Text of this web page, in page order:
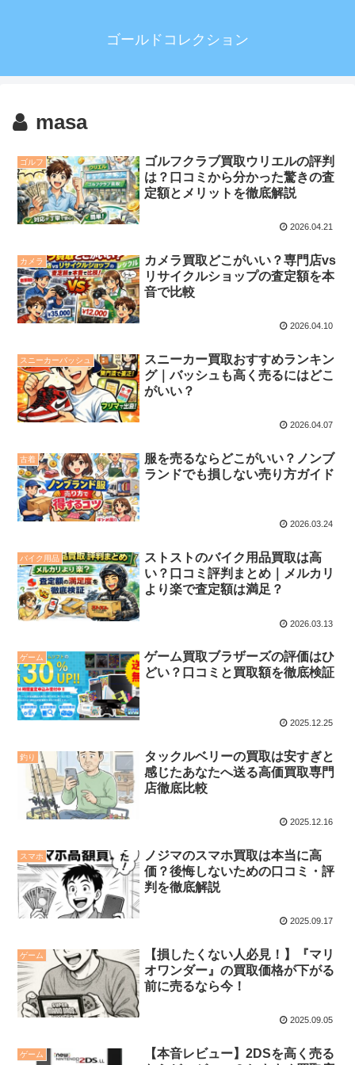
ゴールドコレクション
masa
ゴルフ
ゴルフクラブ買取ウリエルの評判
は？口コミから分かった驚きの査
定額とメリットを徹底解説
2026.04.21
カメラ
カメラ買取どこがいい？専門店vs
リサイクルショップの査定額を本
音で比較
2026.04.10
スニーカーバッシュ
スニーカー買取おすすめランキン
グ｜バッシュも高く売るにはどこ
がいい？
2026.04.07
古着
服を売るならどこがいい？ノンブ
ランドでも損しない売り方ガイド
2026.03.24
バイク用品
ストストのバイク用品買取は高
い？口コミ評判まとめ｜メルカリ
より楽で査定額は満足？
2026.03.13
ゲーム
ゲーム買取ブラザーズの評価はひ
どい？口コミと買取額を徹底検証
2025.12.25
釣り
タックルベリーの買取は安すぎと
感じたあなたへ送る高価買取専門
店徹底比較
2025.12.16
スマホ
ノジマのスマホ買取は本当に高
価？後悔しないための口コミ・評
判を徹底解説
2025.09.17
ゲーム
【損したくない人必見！】『マリ
オワンダー』の買取価格が下がる
前に売るなら今！
2025.09.05
ゲーム
【本音レビュー】2DSを高く売る